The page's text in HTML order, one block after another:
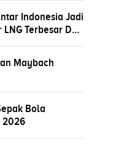
Indonesia Jadi
LNG Terbesar D...
Maybach
Bola
2026